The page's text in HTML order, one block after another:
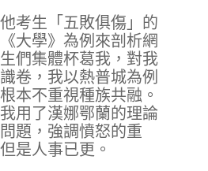
考生「五敗俱傷」的
大學》為例來剖析網
們集體杯葛我，對我
卷，我以熱普城為例
本不重視種族共融。
用了漢娜鄂蘭的理論
題，強調憤怒的重
是人事已更。